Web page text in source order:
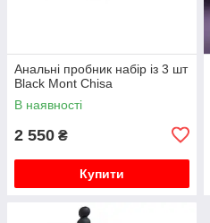
Анальні пробник набір із 3 шт
Black Mont Chisa
В наявності
2 550 ₴
Купити